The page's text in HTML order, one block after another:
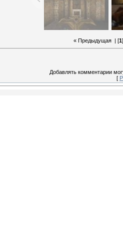
« Предыдущая| [1
Добавлять комментарии
[